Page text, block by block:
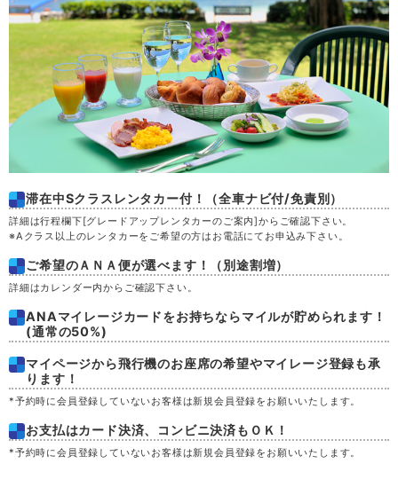
滞在中Sクラスレンタカー付！（全車ナビ付/免責別）
詳細は行程欄下[グレードアップレンタカーのご案内]からご確認下さい。
※Aクラス以上のレンタカーをご希望の方はお電話にてお申込み下さい。
ご希望のＡＮＡ便が選べます！（別途割増）
詳細はカレンダー内からご確認下さい。
ANAマイレージカードをお持ちならマイルが貯められます！
(通常の50%)
マイページから飛行機のお座席の希望やマイレージ登録も承
ります！
*予約時に会員登録していないお客様は新規会員登録をお願いいたします。
お支払はカード決済、コンビニ決済もＯＫ！
*予約時に会員登録していないお客様は新規会員登録をお願いいたします。